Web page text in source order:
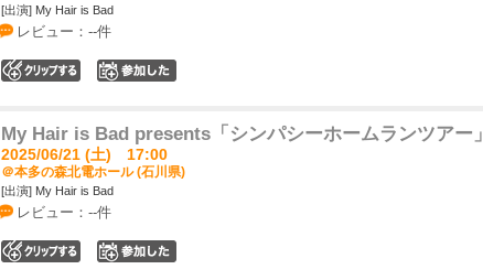
[出演] My Hair is Bad
レビュー：--件
My Hair is Bad presents「シンパシーホームランツアー」
2025/06/21 (土) 17:00
＠本多の森北電ホール (石川県)
[出演] My Hair is Bad
レビュー：--件